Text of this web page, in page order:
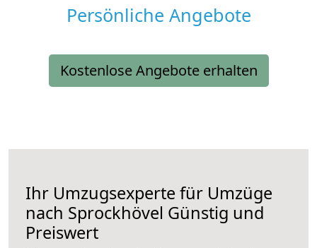
Persönliche Angebote
Kostenlose Angebote erhalten
Ihr Umzugsexperte für Umzüge
nach Sprockhövel Günstig und
Preiswert